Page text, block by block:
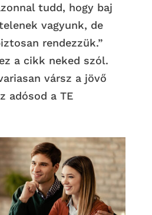
tudd, hogy baj
vagyunk, de
rendezzük.”
a cikk neked szól.
vársz a jövő
adósod a TE